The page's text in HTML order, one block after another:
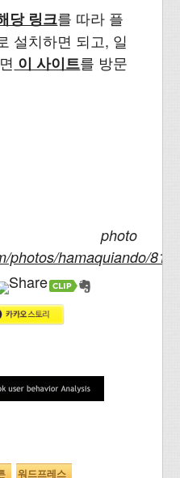
당 링크를 따라 플
설치하면 되고, 일
이 사이트를 방문
photo
photos/hamaquiando/
워드프레스